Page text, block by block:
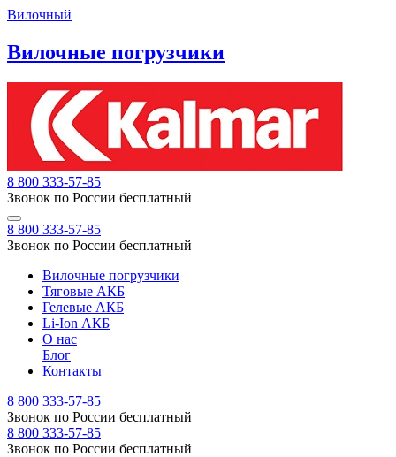
Вилочный
Вилочные погрузчики
8 800 333-57-85
Звонок по России бесплатный
8 800 333-57-85
Звонок по России бесплатный
Вилочные погрузчики
Тяговые АКБ
Гелевые АКБ
Li-Ion АКБ
О нас
Блог
Контакты
8 800 333-57-85
Звонок по России бесплатный
8 800 333-57-85
Звонок по России бесплатный